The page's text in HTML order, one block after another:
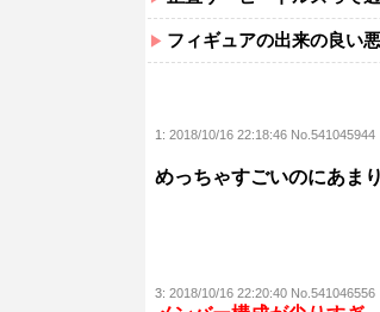
フィギュアの出来の良い
1: 2018/10/16 22:18:46 No.541045944
めっちゃすごいのにあま
3: 2018/10/16 22:20:40 No.541046556